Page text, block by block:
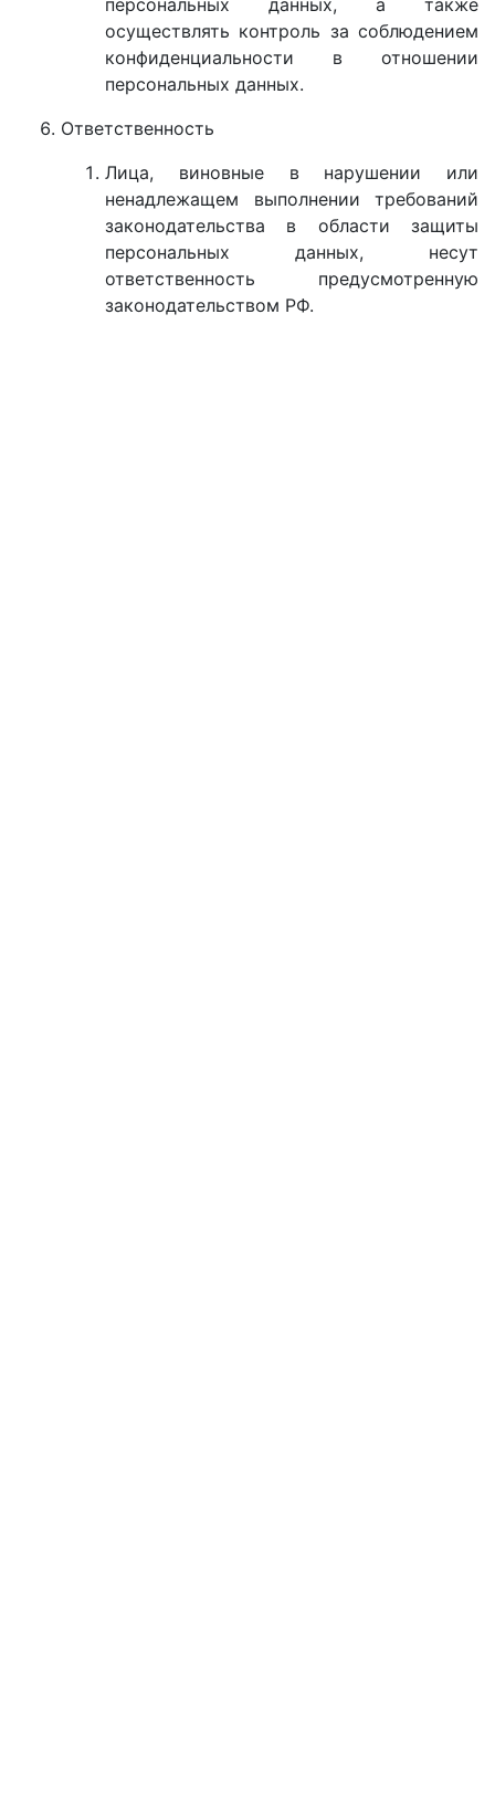
персональных данных, а также
осуществлять контроль за соблюдением
конфиденциальности в отношении
персональных данных.
Ответственность
Лица, виновные в нарушении или
ненадлежащем выполнении требований
законодательства в области защиты
персональных данных, несут
ответственность предусмотренную
законодательством РФ.